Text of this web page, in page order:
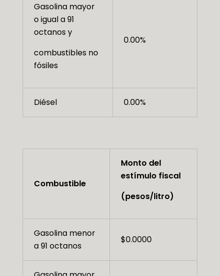
Gasolina mayor
o igual a 91
octanos y
combustibles no
fósiles
0.00%
Diésel 0.00%
Combustible
Monto del
estímulo fiscal
(pesos/litro)
Gasolina menor
a 91 octanos
$0.0000